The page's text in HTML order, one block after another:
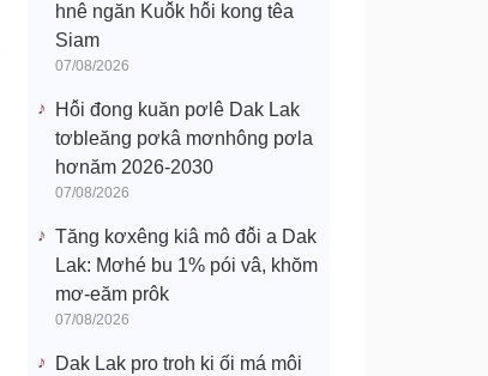
hnê ngăn Kuô̆k hô̆i kong têa
Siam
07/08/2026
Hô̆i đong kuăn pơlê Dak Lak
tơbleăng pơkâ mơnhông pơla
hơnăm 2026-2030
07/08/2026
Tăng kơxêng kiâ mô đô̆i a Dak
Lak: Mơhé bu 1% pói vâ, khŏm
mơ-eăm prôk
07/08/2026
Dak Lak pro troh ki ối má môi